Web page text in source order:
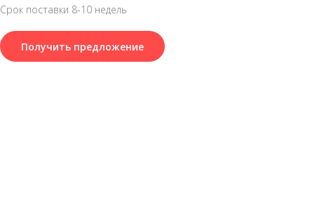
Срок поставки 8-10 недель
Получить предложение